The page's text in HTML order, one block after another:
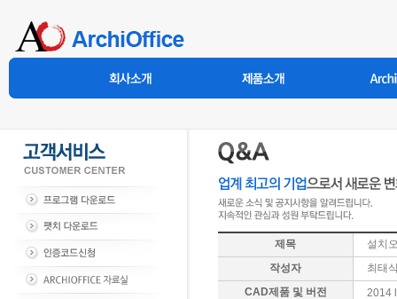
제목
설치
작성자
최태
CAD제품 및 버전
2014